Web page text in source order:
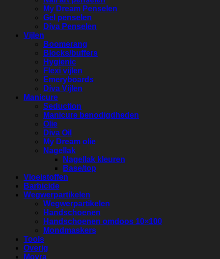
My Dream Penselen
Gel penselen
Diva Penselen
Vijlen
Boomerang
Blocks/buffers
Hygienic
Flexi vijlen
Emeryboards
Diva Vijlen
Manicure
Seduction
Manicure benodigdheden
Olie
Diva Oil
My Dream olie
Nagellak
Nagellak kleuren
Base/top
Vloeistoffen
Barbicide
Wegwerpartikelen
Wegwerpartikelen
Handschoenen
Handschoenen omdoos 10×100
Mondmaskers
Tools
Overig
Moyra